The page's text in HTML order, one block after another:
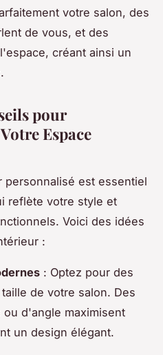
votre salon, des
de vous, et des
créant ainsi un
pour
Espace
personnalisé est essentiel
reflète votre style et
Voici des idées
:
: Optez pour des
de votre salon. Des
d'angle maximisent
un design élégant.